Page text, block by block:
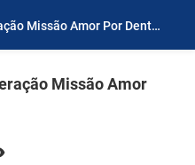
Irma Instituição De Recuperação Missão Amor Por Dentro
Missão Amor